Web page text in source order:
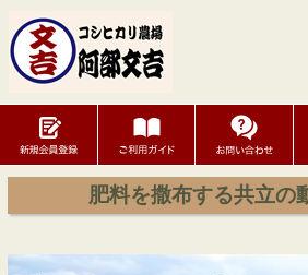
肥料を撒布する共立の